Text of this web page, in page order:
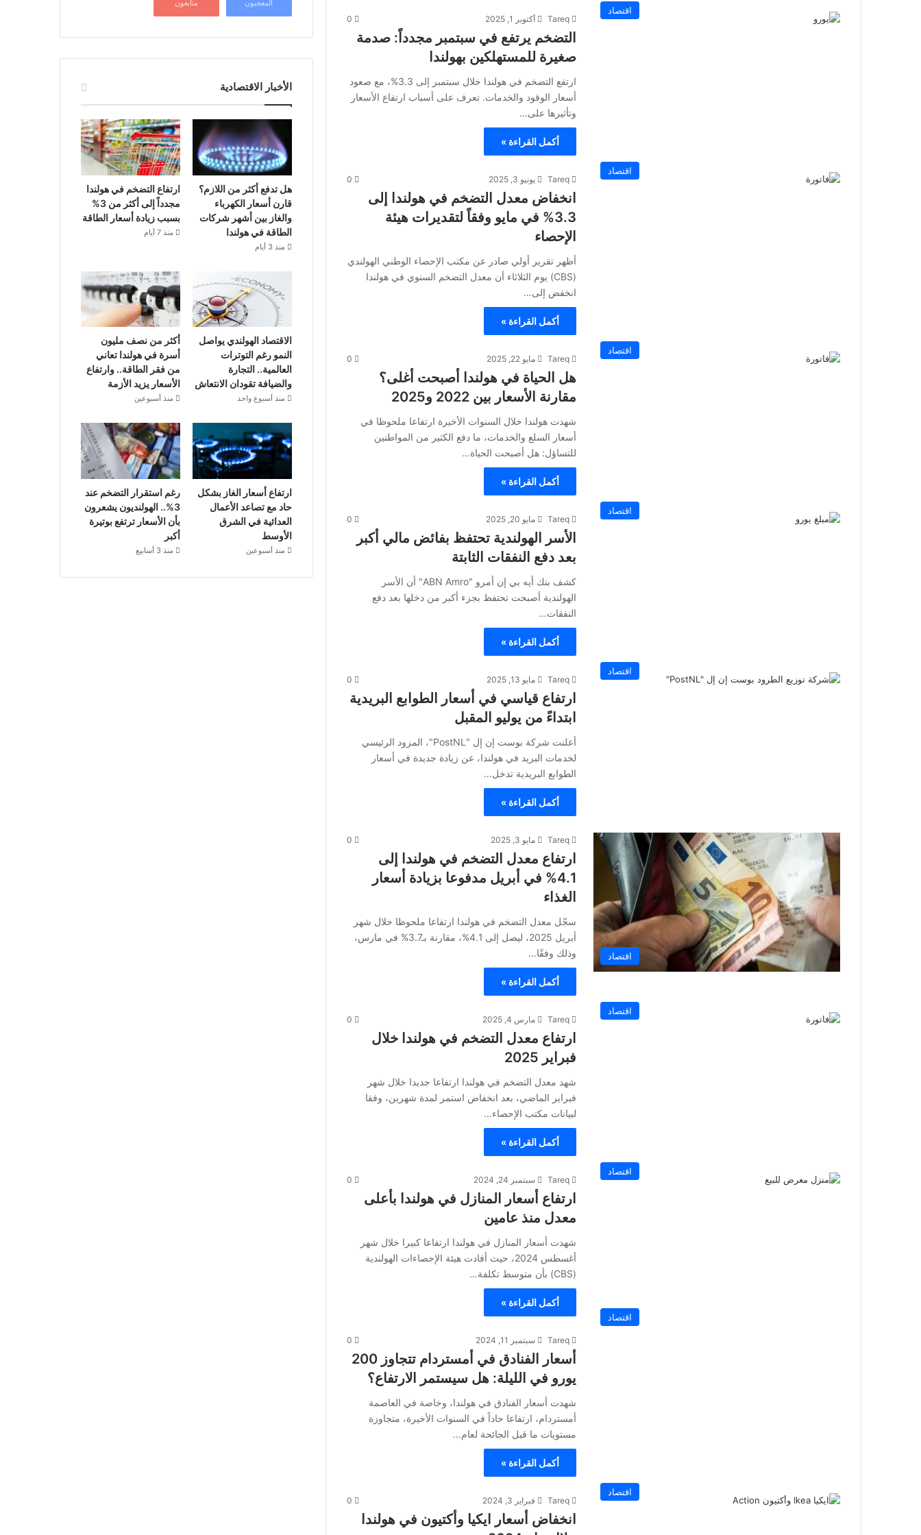
اقتصاد
Tareq أكتوبر 1, 2025 0
التضخم يرتفع في سبتمبر مجدداً: صدمة
صغيرة للمستهلكين بهولندا
ارتفع التضخم في هولندا خلال سبتمبر إلى 3.3%، مع صعود
أسعار الوقود والخدمات. تعرف على أسباب ارتفاع الأسعار
وتأثيرها على…
أكمل القراءة »
اقتصاد
Tareq يونيو 3, 2025 0
انخفاض معدل التضخم في هولندا إلى
3.3% في مايو وفقاً لتقديرات هيئة
الإحصاء
أظهر تقرير أولي صادر عن مكتب الإحصاء الوطني الهولندي
(CBS) يوم الثلاثاء أن معدل التضخم السنوي في هولندا
انخفض إلى…
أكمل القراءة »
اقتصاد
Tareq مايو 22, 2025 0
هل الحياة في هولندا أصبحت أغلى؟
مقارنة الأسعار بين 2022 و2025
شهدت هولندا خلال السنوات الأخيرة ارتفاعا ملحوظا في
أسعار السلع والخدمات، ما دفع الكثير من المواطنين
للتساؤل: هل أصبحت الحياة…
أكمل القراءة »
اقتصاد
Tareq مايو 20, 2025 0
الأسر الهولندية تحتفظ بفائض مالي أكبر
بعد دفع النفقات الثابتة
كشف بنك أيه بي إن أمرو "ABN Amro" أن الأسر
الهولندية أصبحت تحتفظ بجزء أكبر من دخلها بعد دفع
النفقات…
أكمل القراءة »
اقتصاد
Tareq مايو 13, 2025 0
ارتفاع قياسي في أسعار الطوابع البريدية
ابتداءً من يوليو المقبل
أعلنت شركة بوست إن إل "PostNL"، المزود الرئيسي
لخدمات البريد في هولندا، عن زيادة جديدة في أسعار
الطوابع البريدية تدخل…
أكمل القراءة »
اقتصاد
Tareq مايو 3, 2025 0
ارتفاع معدل التضخم في هولندا إلى
4.1% في أبريل مدفوعا بزيادة أسعار
الغذاء
سجّل معدل التضخم في هولندا ارتفاعا ملحوظا خلال شهر
أبريل 2025، ليصل إلى 4.1%، مقارنة بـ3.7% في مارس،
وذلك وفقًا…
أكمل القراءة »
اقتصاد
Tareq مارس 4, 2025 0
ارتفاع معدل التضخم في هولندا خلال
فبراير 2025
شهد معدل التضخم في هولندا ارتفاعا جديدا خلال شهر
فبراير الماضي، بعد انخفاض استمر لمدة شهرين، وفقا
لبيانات مكتب الإحصاء…
أكمل القراءة »
اقتصاد
Tareq سبتمبر 24, 2024 0
ارتفاع أسعار المنازل في هولندا بأعلى
معدل منذ عامين
شهدت أسعار المنازل في هولندا ارتفاعا كبيرا خلال شهر
أغسطس 2024، حيث أفادت هيئة الإحصاءات الهولندية
(CBS) بأن متوسط تكلفة…
أكمل القراءة »
اقتصاد
Tareq سبتمبر 11, 2024 0
أسعار الفنادق في أمستردام تتجاوز 200
يورو في الليلة: هل سيستمر الارتفاع؟
شهدت أسعار الفنادق في هولندا، وخاصة في العاصمة
أمستردام، ارتفاعا حاداً في السنوات الأخيرة، متجاوزة
مستويات ما قبل الجائحة لعام…
أكمل القراءة »
اقتصاد
Tareq فبراير 3, 2024 0
انخفاض أسعار ايكيا وأكتيون في هولندا
المعجبون متابعون
الأخبار الاقتصادية
هل تدفع أكثر من اللازم؟
قارن أسعار الكهرباء
والغاز بين أشهر شركات
الطاقة في هولندا
منذ 3 أيام
ارتفاع التضخم في هولندا
مجدداً إلى أكثر من 3%
بسبب زيادة أسعار الطاقة
منذ 7 أيام
الاقتصاد الهولندي يواصل
النمو رغم التوترات
العالمية.. التجارة
والضيافة تقودان الانتعاش
منذ أسبوع واحد
أكثر من نصف مليون
أسرة في هولندا تعاني
من فقر الطاقة.. وارتفاع
الأسعار يزيد الأزمة
منذ أسبوعين
ارتفاع أسعار الغاز بشكل
حاد مع تصاعد الأعمال
العدائية في الشرق
الأوسط
منذ أسبوعين
رغم استقرار التضخم عند
3%.. الهولنديون يشعرون
بأن الأسعار ترتفع بوتيرة
أكبر
منذ 3 أسابيع